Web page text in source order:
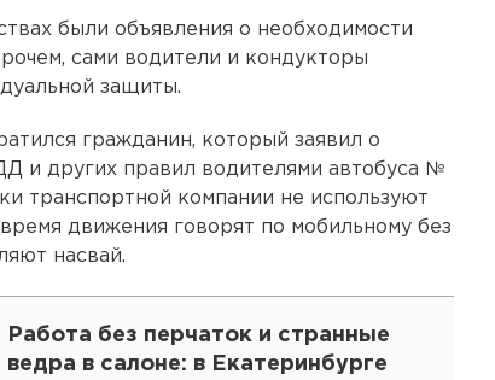
были объявления о необходимости
сами водители и кондукторы
защиты.
гражданин, который заявил о
и других правил водителями автобуса №
транспортной компании не используют
движения говорят по мобильному без
насвай.
Работа без перчаток и странные
ведра в салоне: в Екатеринбурге